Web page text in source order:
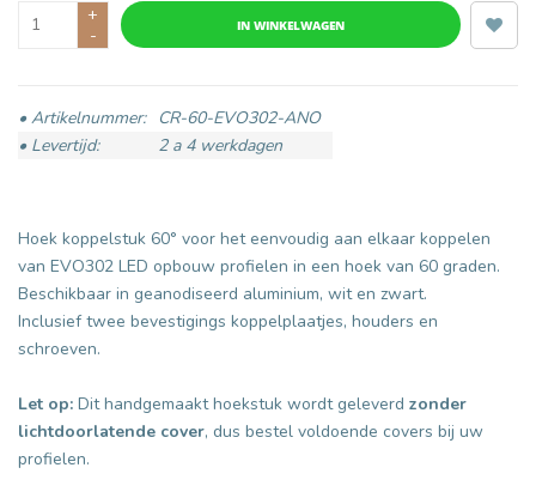
+
-
IN WINKELWAGEN
• Artikelnummer:
CR-60-EVO302-ANO
• Levertijd:
2 a 4 werkdagen
Hoek koppelstuk 60° voor het eenvoudig aan elkaar koppelen
van EVO302 LED opbouw profielen in een hoek van 60 graden.
Beschikbaar in geanodiseerd aluminium, wit en zwart.
Inclusief twee bevestigings koppelplaatjes, houders en
schroeven.
Let op: Dit handgemaakt hoekstuk wordt geleverd zonder
lichtdoorlatende cover, dus bestel voldoende covers bij uw
profielen.